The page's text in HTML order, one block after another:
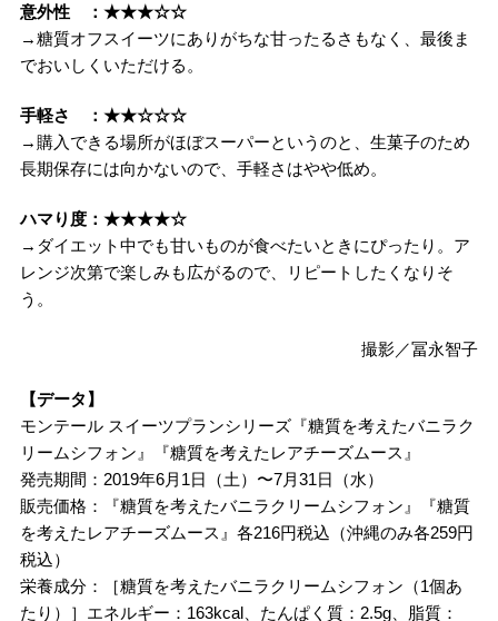
意外性 ：★★★☆☆
→糖質オフスイーツにありがちな甘ったるさもなく、最後ま
でおいしくいただける。
手軽さ ：★★☆☆☆
→購入できる場所がほぼスーパーというのと、生菓子のため
長期保存には向かないので、手軽さはやや低め。
ハマり度：★★★★☆
→ダイエット中でも甘いものが食べたいときにぴったり。ア
レンジ次第で楽しみも広がるので、リピートしたくなりそ
う。
撮影／冨永智子
【データ】
モンテール スイーツプランシリーズ『糖質を考えたバニラク
リームシフォン』『糖質を考えたレアチーズムース』
発売期間：2019年6月1日（土）〜7月31日（水）
販売価格：『糖質を考えたバニラクリームシフォン』『糖質
を考えたレアチーズムース』各216円税込（沖縄のみ各259円
税込）
栄養成分：［糖質を考えたバニラクリームシフォン（1個あ
たり）］エネルギー：163kcal、たんぱく質：2.5g、脂質：